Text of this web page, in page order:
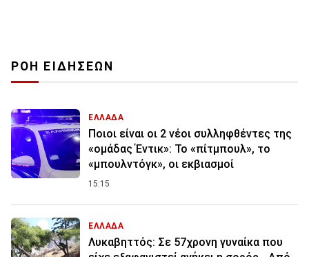
ΡΟΗ ΕΙΔΗΣΕΩΝ
ΕΛΛΑΔΑ
Ποιοι είναι οι 2 νέοι συλληφθέντες της
«ομάδας Έντικ»: Το «πίτμπουλ», το
«μπουλντόγκ», οι εκβιασμοί
15:15
ΕΛΛΑΔΑ
Λυκαβηττός: Σε 57χρονη γυναίκα που